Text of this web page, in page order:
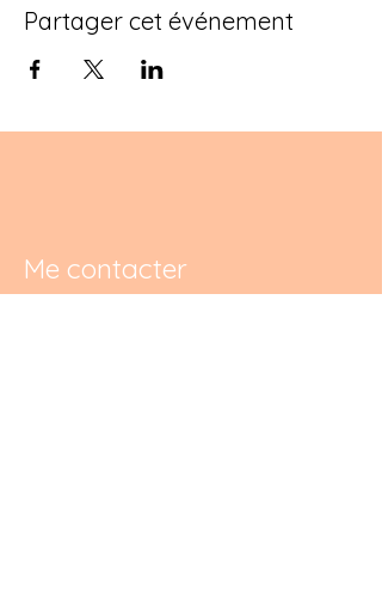
Partager cet événement
Me contacter